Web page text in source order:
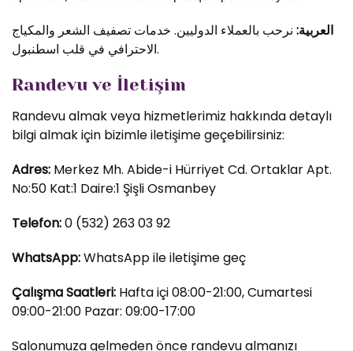
العربية: نرحب بالعملاء الدوليين. خدمات تصفيف الشعر والمكياج
الاحترافي في قلب اسطنبول.
Randevu ve İletişim
Randevu almak veya hizmetlerimiz hakkında detaylı
bilgi almak için bizimle iletişime geçebilirsiniz:
Adres: Merkez Mh. Abide-i Hürriyet Cd. Ortaklar Apt.
No:50 Kat:1 Daire:1 Şişli Osmanbey
Telefon:0 (532) 263 03 92
WhatsApp:WhatsApp ile iletişime geç
Çalışma Saatleri: Hafta içi 08:00-21:00, Cumartesi
09:00-21:00 Pazar: 09:00-17:00
Salonumuza gelmeden önce randevu almanızı